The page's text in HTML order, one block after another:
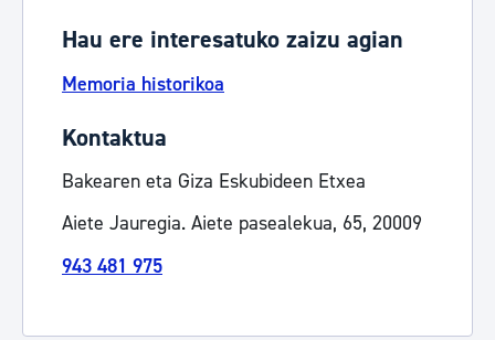
Hau ere interesatuko zaizu agian
Memoria historikoa
Kontaktua
Bakearen eta Giza Eskubideen Etxea
Aiete Jauregia. Aiete pasealekua, 65, 20009
943 481 975